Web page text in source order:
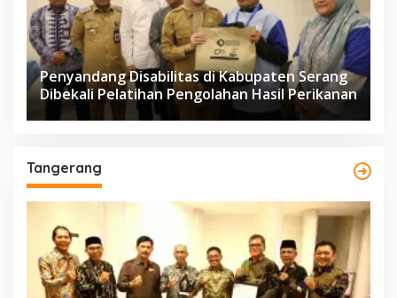
Penyandang Disabilitas di Kabupaten Serang
Dibekali Pelatihan Pengolahan Hasil Perikanan
Tangerang